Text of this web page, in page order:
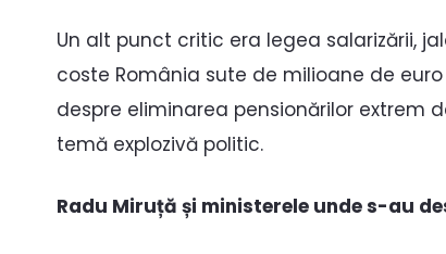
Un alt punct critic era legea salarizării,
coste România sute de milioane de
despre eliminarea pensionărilor extrem
temă explozivă politic.
Radu Miruță și ministerele unde s-au